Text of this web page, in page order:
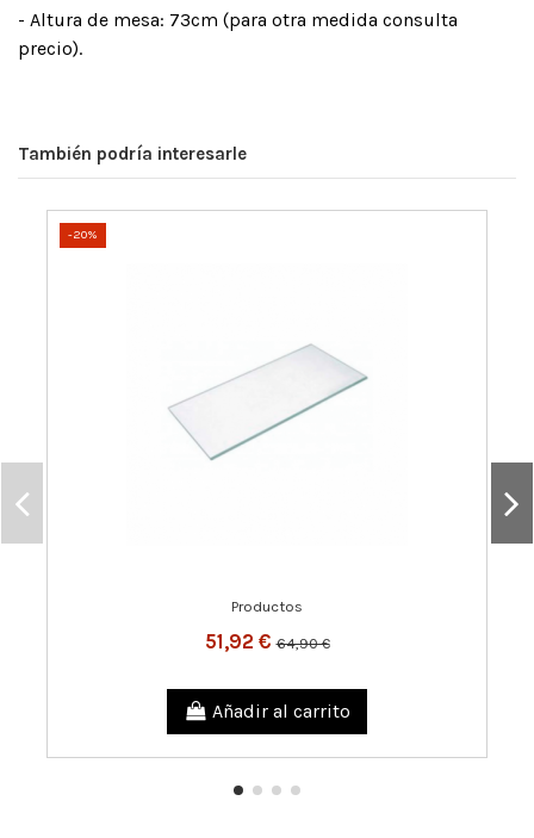
- Altura de mesa: 73cm (para otra medida consulta
precio).
También podría interesarle
-20%
Productos
51,92 €64,90 €
Añadir al carrito